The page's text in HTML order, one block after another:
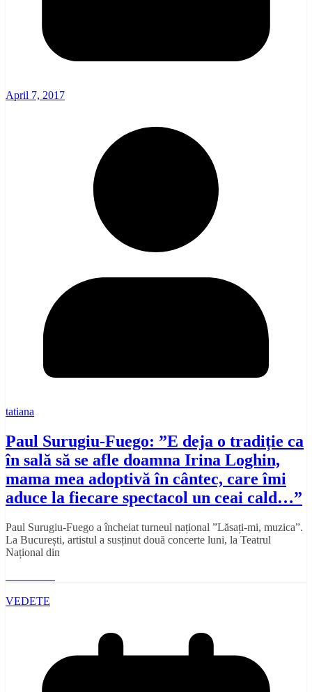
April 7, 2017
tatiana
Paul Surugiu-Fuego: ”E deja o tradiție ca
în sală să se afle doamna Irina Loghin,
mama mea adoptivă în cântec, care îmi
aduce la fiecare spectacol un ceai cald…”
Paul Surugiu-Fuego a încheiat turneul național ”Lăsați-mi, muzica”.
La București, artistul a susținut două concerte luni, la Teatrul
Național din
VEDETE